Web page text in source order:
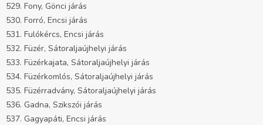
529. Fony, Gönci járás
530. Forró, Encsi járás
531. Fulókércs, Encsi járás
532. Füzér, Sátoraljaújhelyi járás
533. Füzérkajata, Sátoraljaújhelyi járás
534. Füzérkomlós, Sátoraljaújhelyi járás
535. Füzérradvány, Sátoraljaújhelyi járás
536. Gadna, Szikszói járás
537. Gagyapáti, Encsi járás